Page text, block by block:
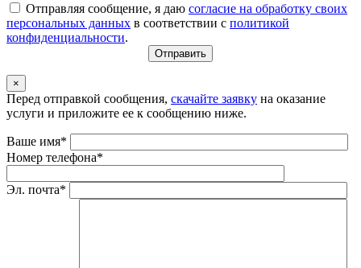
Отправляя сообщение, я даю согласие на обработку своих
персональных данных в соответствии с политикой
конфиденциальности.
×
Перед отправкой сообщения, скачайте заявку на оказание
услуги и приложите ее к сообщению ниже.
Ваше имя*
Номер телефона*
Эл. почта*